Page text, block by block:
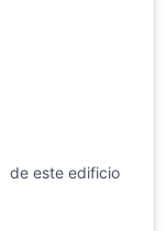
de este edificio